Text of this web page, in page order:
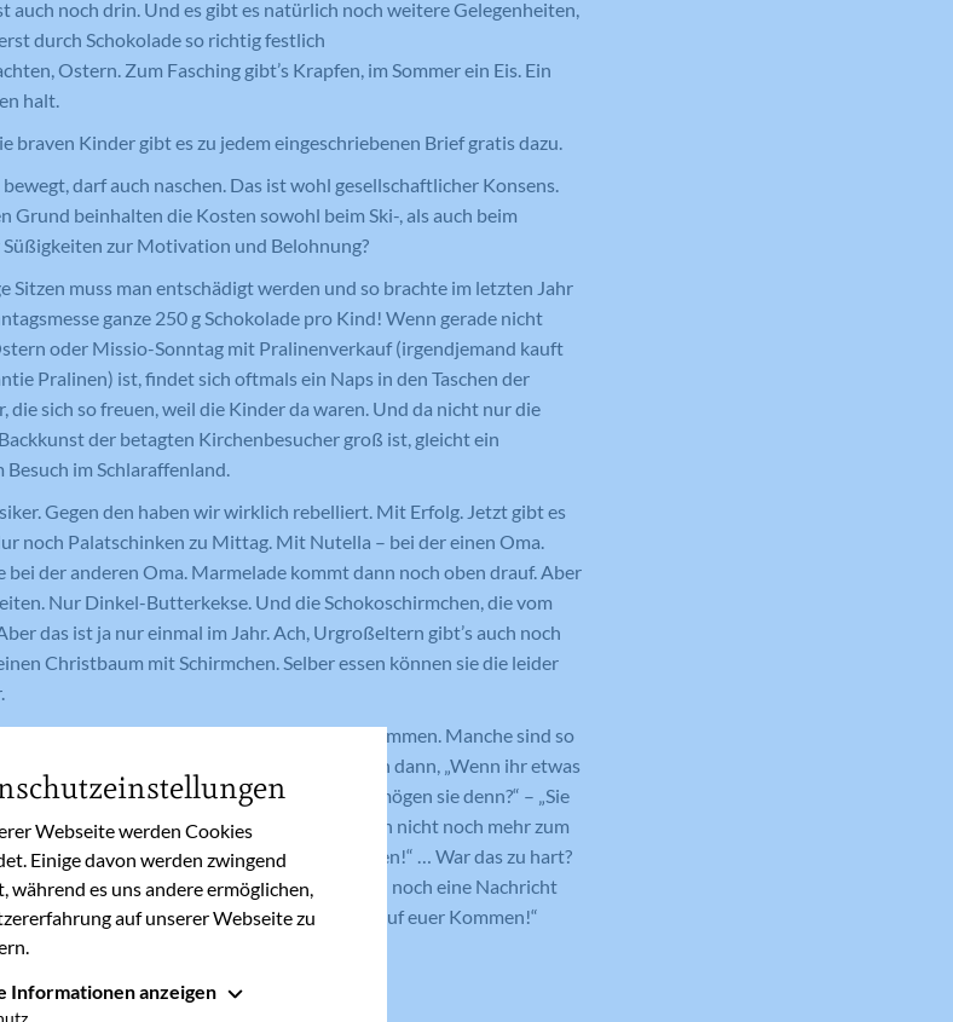
auch noch drin. Und es gibt es natürlich noch weitere Gelegenheiten,
durch Schokolade so richtig festlich
Ostern. Zum Fasching gibt’s Krapfen, im Sommer ein Eis. Ein
halt.
braven Kinder gibt es zu jedem eingeschriebenen Brief gratis dazu.
darf auch naschen. Das ist wohl gesellschaftlicher Konsens.
Grund beinhalten die Kosten sowohl beim Ski-, als auch beim
zur Motivation und Belohnung?
Sitzen muss man entschädigt werden und so brachte im letzten Jahr
ganze 250 g Schokolade pro Kind! Wenn gerade nicht
oder Missio-Sonntag mit Pralinenverkauf (irgendjemand kauft
Pralinen) ist, findet sich oftmals ein Naps in den Taschen der
die sich so freuen, weil die Kinder da waren. Und da nicht nur die
der betagten Kirchenbesucher groß ist, gleicht ein
im Schlaraffenland.
Gegen den haben wir wirklich rebelliert. Mit Erfolg. Jetzt gibt es
noch Palatschinken zu Mittag. Mit Nutella – bei der einen Oma.
bei der anderen Oma. Marmelade kommt dann noch oben drauf. Aber
Nur Dinkel-Butterkekse. Und die Schokoschirmchen, die vom
das ist ja nur einmal im Jahr. Ach, Urgroßeltern gibt’s auch noch
Christbaum mit Schirmchen. Selber essen können sie die leider
es viele Gäste nicht mit leeren Händen zu kommen. Manche sind so
was sie mitbringen dürfen. „Nichts!“, sage ich dann, „Wenn ihr etwas
aus!“ – „Ja, aber für die Kinder was! Was mögen sie denn?“ – „Sie
Tut ihnen also den Gefallen, und bringt ihnen nicht noch mehr zum
was zum…“ – „NEIN! Auch keine Süßigkeiten!“ … War das zu hart?
in ihrem Verhalten bestärken. Also schicke ich noch eine Nachricht
dankbar fürs Nachfragen! Wir freuen uns auf euer Kommen!“
weiterführen.
Webseite werden Cookies
Einige davon werden zwingend
während es uns andere ermöglichen,
auf unserer Webseite zu
Informationen anzeigen